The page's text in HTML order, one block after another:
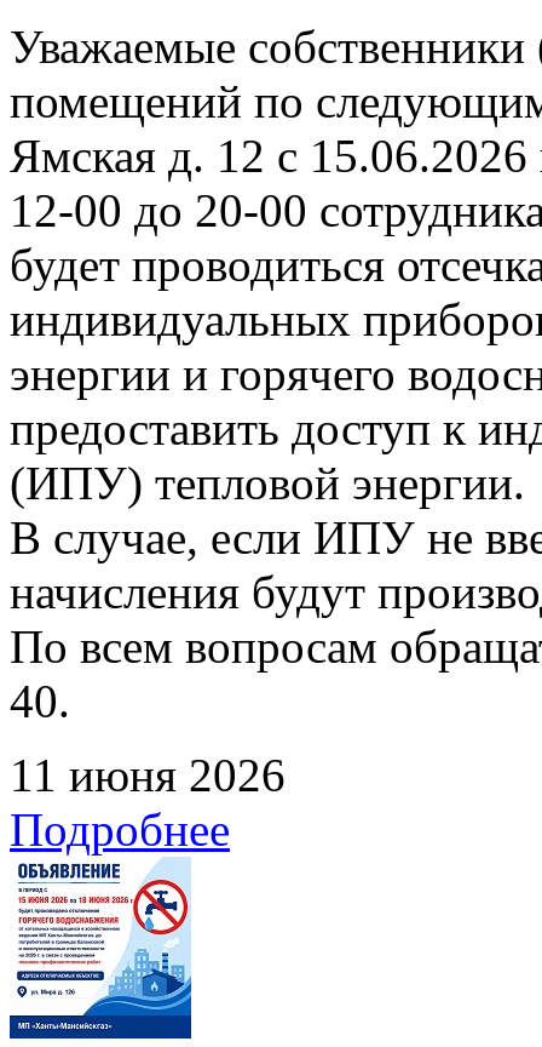
Уважаемые
помещений по
Ямская д. 12 с
12-00 до 20-00
будет проводиться
индивидуальных
энергии и горячего
предоставить доступ к
(ИПУ) тепловой энергии.
В случае, если ИПУ не
начисления будут
По всем вопросам
40.
11 июня 2026
Подробнее